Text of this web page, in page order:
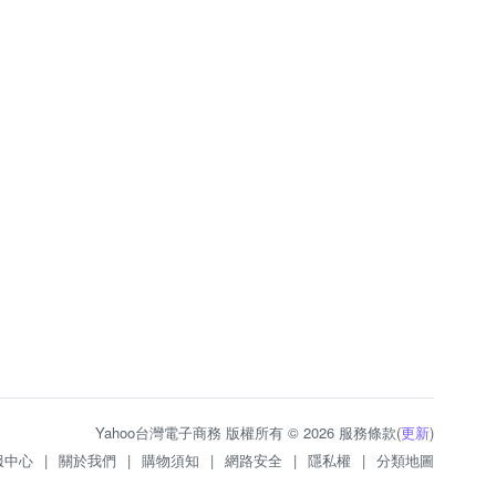
Yahoo台灣電子商務 版權所有 © 2026 服務條款(更新)
中心 | 關於我們 | 購物須知 | 網路安全 | 隱私權 | 分類地圖